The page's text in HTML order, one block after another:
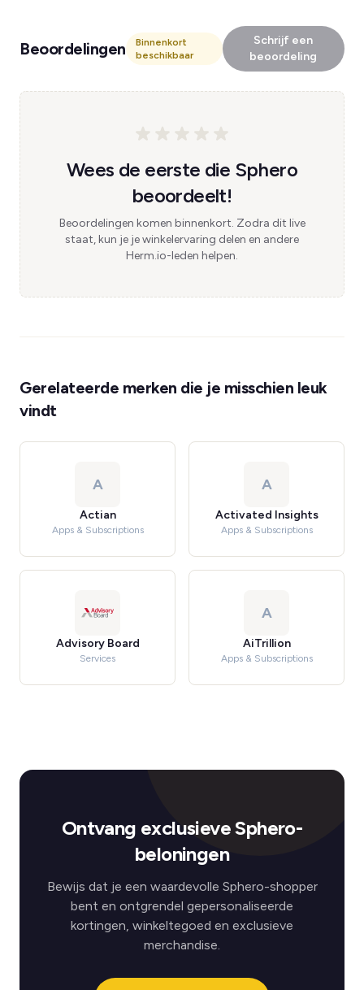
Beoordelingen
Binnenkort
beschikbaar
Schrijf een
beoordeling
Wees de eerste die Sphero
beoordeelt!
Beoordelingen komen binnenkort. Zodra dit live
staat, kun je je winkelervaring delen en andere
Herm.io-leden helpen.
Gerelateerde merken die je misschien leuk
vindt
A
Actian
Apps & Subscriptions
A
Activated Insights
Apps & Subscriptions
Advisory Board
Services
A
AiTrillion
Apps & Subscriptions
Ontvang exclusieve Sphero-
beloningen
Bewijs dat je een waardevolle Sphero-shopper
bent en ontgrendel gepersonaliseerde
kortingen, winkeltegoed en exclusieve
merchandise.